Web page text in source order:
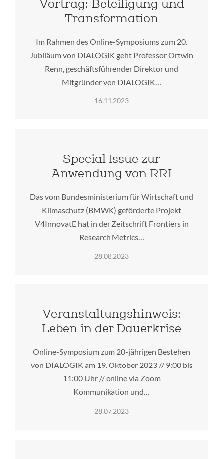
Vortrag: Beteiligung und
Transformation
Im Rahmen des Online-Symposiums zum 20.
Jubiläum von DIALOGIK geht Professor Ortwin
Renn, geschäftsführender Direktor und
Mitgründer von DIALOGIK…
16.11.2023
Special Issue zur
Anwendung von RRI
Das vom Bundesministerium für Wirtschaft und
Klimaschutz (BMWK) geförderte Projekt
V4InnovatE hat in der Zeitschrift Frontiers in
Research Metrics…
28.08.2023
Veranstaltungshinweis:
Leben in der Dauerkrise
Online-Symposium zum 20-jährigen Bestehen
von DIALOGIK am 19. Oktober 2023 // 9:00 bis
11:00 Uhr // online via Zoom
Kommunikation und…
28.07.2023